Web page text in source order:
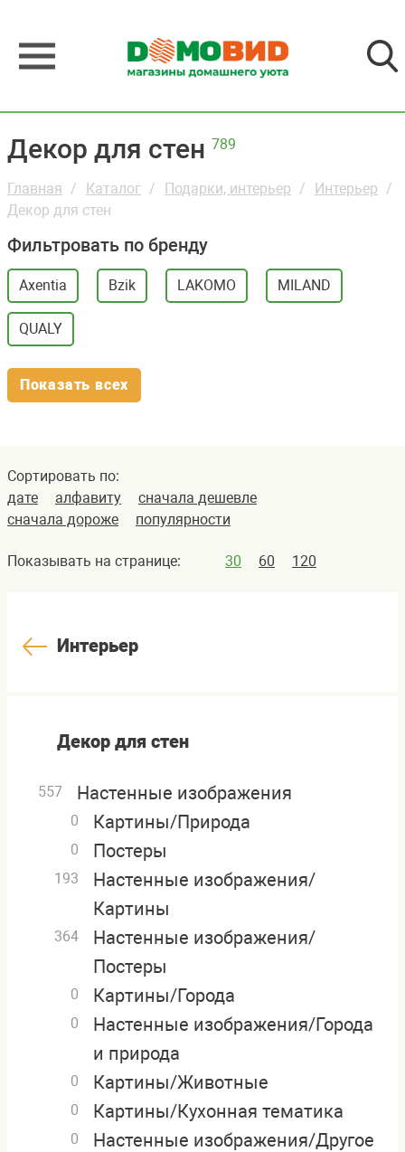
Декор для стен 789
Главная Каталог Подарки, интерьер
Интерьер
Декор для стен
Фильтровать по бренду
Axentia Bzik LAKOMO MILAND
QUALY
Показать всех
Сортировать по:
дате
алфавиту
сначала дешевле
сначала дороже
популярности
Показывать на странице: 30 60 120
Интерьер
Декор для стен
557 Настенные изображения
0 Картины/Природа
0 Постеры
193
Настенные изображения/
Картины
364
Настенные изображения/
Постеры
0 Картины/Города
0
Настенные изображения/Города
и природа
0 Картины/Животные
0 Картины/Кухонная тематика
0 Настенные изображения/Другое